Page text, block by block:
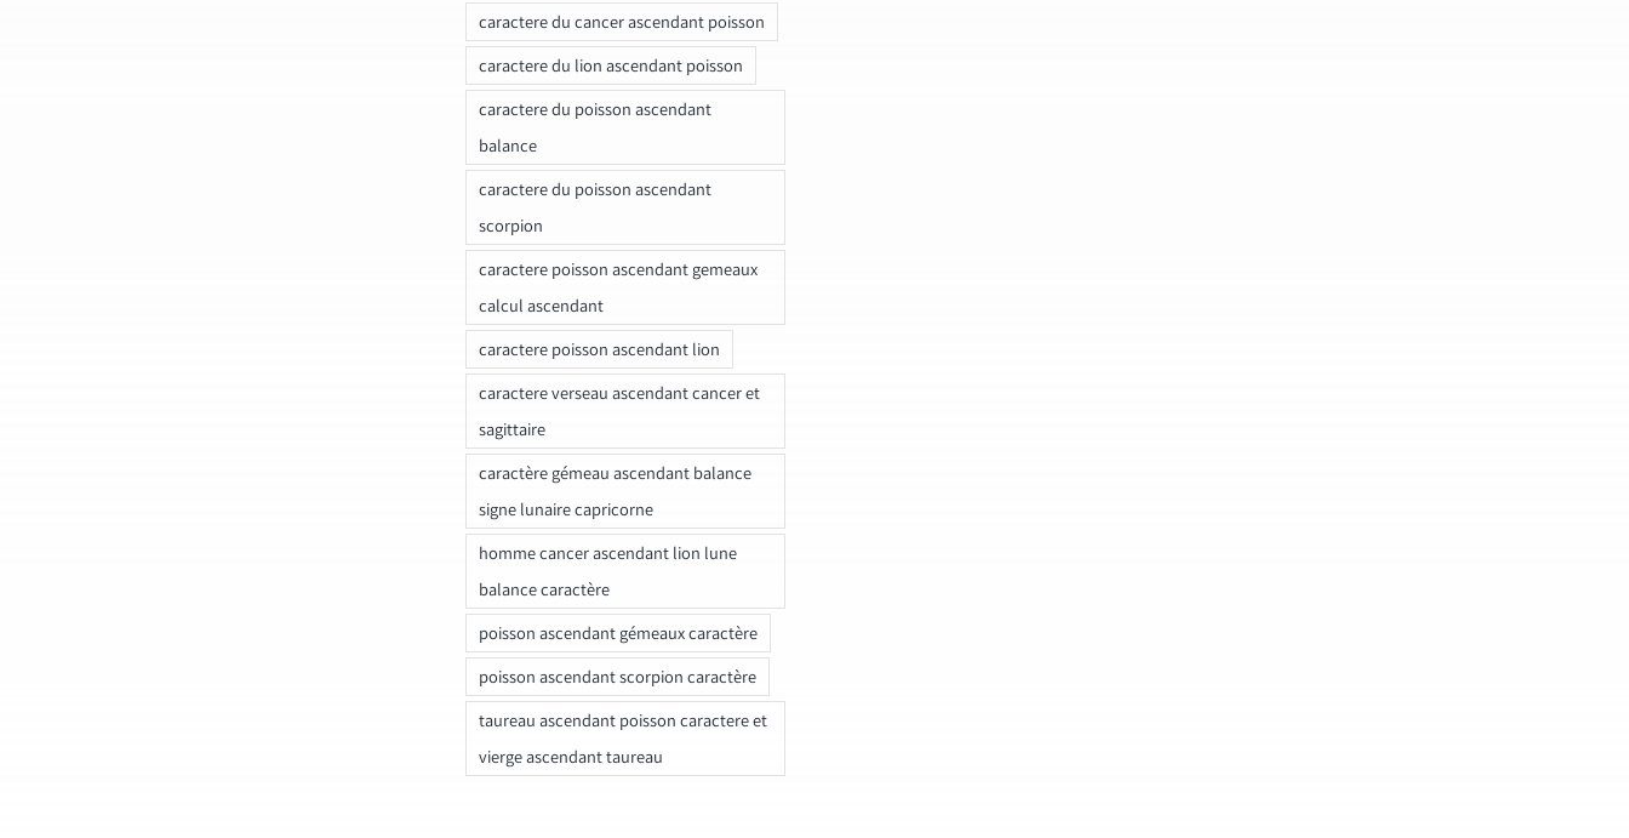
caractere du cancer ascendant poisson
caractere du lion ascendant poisson
caractere du poisson ascendant
balance
caractere du poisson ascendant
scorpion
caractere poisson ascendant gemeaux
calcul ascendant
caractere poisson ascendant lion
caractere verseau ascendant cancer et
sagittaire
caractère gémeau ascendant balance
signe lunaire capricorne
homme cancer ascendant lion lune
balance caractère
poisson ascendant gémeaux caractère
poisson ascendant scorpion caractère
taureau ascendant poisson caractere et
vierge ascendant taureau